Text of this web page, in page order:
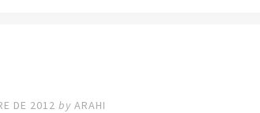
DE 2012 byARAHI